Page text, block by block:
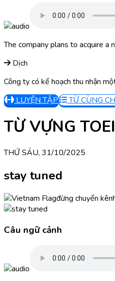
The company plans to acquire a
Dịch
Công ty có kế hoạch thu nhận
LUYỆN TẬP
TỪ CÙNG
TỪ VỰNG
THỨ SÁU, 31/10/2025
stay tuned
đừng chuyển
Câu ngữ cảnh